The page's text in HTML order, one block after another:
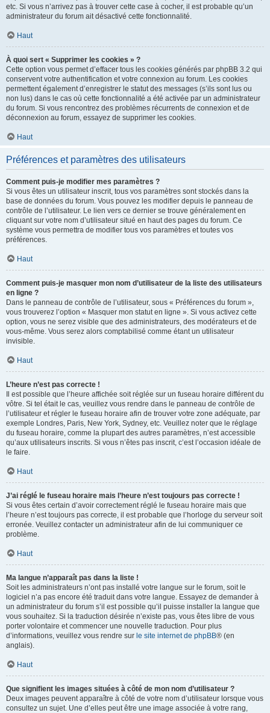
etc. Si vous n’arrivez pas à trouver cette case à cocher, il est probable qu’un
administrateur du forum ait désactivé cette fonctionnalité.
Haut
À quoi sert « Supprimer les cookies » ?
Cette option vous permet d’effacer tous les cookies générés par phpBB 3.2 qui
conservent votre authentification et votre connexion au forum. Les cookies
permettent également d’enregistrer le statut des messages (s’ils sont lus ou
non lus) dans le cas où cette fonctionnalité a été activée par un administrateur
du forum. Si vous rencontrez des problèmes récurrents de connexion et de
déconnexion au forum, essayez de supprimer les cookies.
Haut
Préférences et paramètres des utilisateurs
Comment puis-je modifier mes paramètres ?
Si vous êtes un utilisateur inscrit, tous vos paramètres sont stockés dans la
base de données du forum. Vous pouvez les modifier depuis le panneau de
contrôle de l’utilisateur. Le lien vers ce dernier se trouve généralement en
cliquant sur votre nom d’utilisateur situé en haut des pages du forum. Ce
système vous permettra de modifier tous vos paramètres et toutes vos
préférences.
Haut
Comment puis-je masquer mon nom d’utilisateur de la liste des utilisateurs
en ligne ?
Dans le panneau de contrôle de l’utilisateur, sous « Préférences du forum »,
vous trouverez l’option « Masquer mon statut en ligne ». Si vous activez cette
option, vous ne serez visible que des administrateurs, des modérateurs et de
vous-même. Vous serez alors comptabilisé comme étant un utilisateur
invisible.
Haut
L’heure n’est pas correcte !
Il est possible que l’heure affichée soit réglée sur un fuseau horaire différent du
vôtre. Si tel était le cas, veuillez vous rendre dans le panneau de contrôle de
l’utilisateur et régler le fuseau horaire afin de trouver votre zone adéquate, par
exemple Londres, Paris, New York, Sydney, etc. Veuillez noter que le réglage
du fuseau horaire, comme la plupart des autres paramètres, n’est accessible
qu’aux utilisateurs inscrits. Si vous n’êtes pas inscrit, c’est l’occasion idéale de
le faire.
Haut
J’ai réglé le fuseau horaire mais l’heure n’est toujours pas correcte !
Si vous êtes certain d’avoir correctement réglé le fuseau horaire mais que
l’heure n’est toujours pas correcte, il est probable que l’horloge du serveur soit
erronée. Veuillez contacter un administrateur afin de lui communiquer ce
problème.
Haut
Ma langue n’apparaît pas dans la liste !
Soit les administrateurs n’ont pas installé votre langue sur le forum, soit le
logiciel n’a pas encore été traduit dans votre langue. Essayez de demander à
un administrateur du forum s’il est possible qu’il puisse installer la langue que
vous souhaitez. Si la traduction désirée n’existe pas, vous êtes libre de vous
porter volontaire et commencer une nouvelle traduction. Pour plus
d’informations, veuillez vous rendre sur le site internet de phpBB® (en
anglais).
Haut
Que signifient les images situées à côté de mon nom d’utilisateur ?
Deux images peuvent apparaître à côté de votre nom d’utilisateur lorsque vous
consultez un sujet. Une d’elles peut être une image associée à votre rang,